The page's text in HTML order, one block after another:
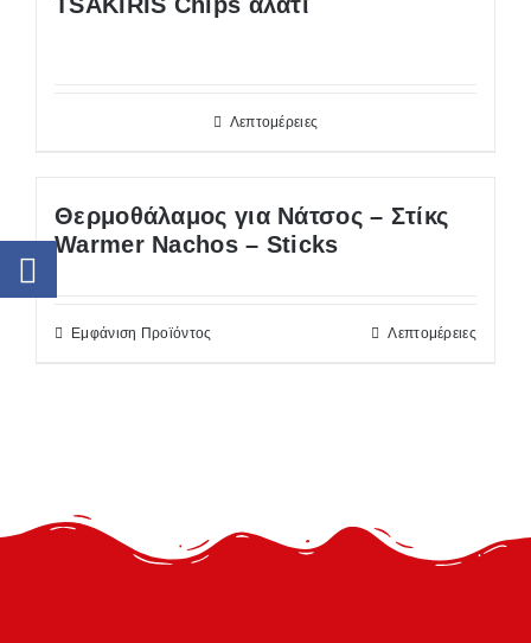
Λεπτομέρειες
Θερμοθάλαμος για Νάτσος – Στίκς
Warmer Nachos – Sticks
Εμφάνιση Προϊόντος Λεπτομέρειες